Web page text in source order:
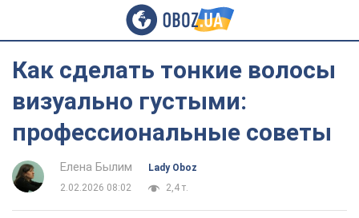
Как сделать тонкие волосы
визуально густыми:
профессиональные советы
Елена Былим
Lady Oboz
2.02.2026 08:02
2,4 т.